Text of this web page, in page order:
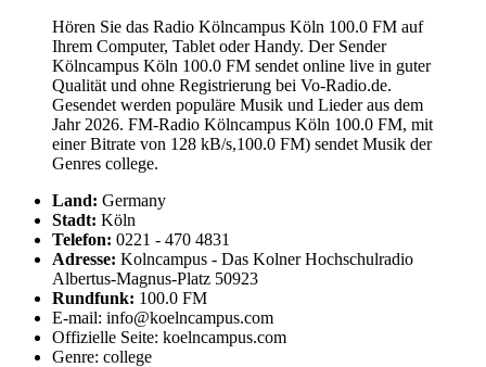
Hören Sie das Radio Kölncampus Köln 100.0 FM auf
Ihrem Computer, Tablet oder Handy. Der Sender
Kölncampus Köln 100.0 FM sendet online live in guter
Qualität und ohne Registrierung bei Vo-Radio.de.
Gesendet werden populäre Musik und Lieder aus dem
Jahr 2026. FM-Radio Kölncampus Köln 100.0 FM, mit
einer Bitrate von 128 kB/s,100.0 FM) sendet Musik der
Genres college.
Land: Germany
Stadt: Köln
Telefon: 0221 - 470 4831
Adresse: Kolncampus - Das Kolner Hochschulradio
Albertus-Magnus-Platz 50923
Rundfunk: 100.0 FM
E-mail: info@koelncampus.com
Offizielle Seite: koelncampus.com
Genre: college